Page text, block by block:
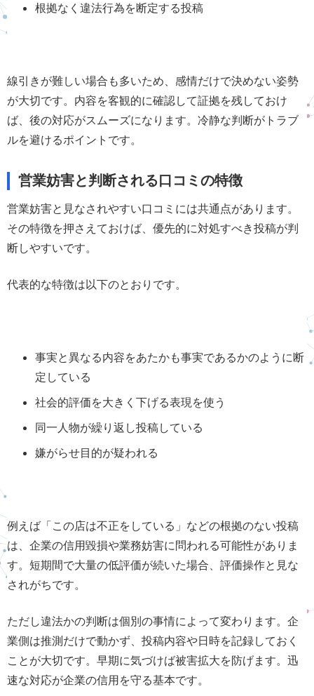
根拠なく違法行為を断定する投稿
線引きが難しい場合も多いため、感情だけで決めない姿勢
が大切です。内容を客観的に確認して証拠を残しておけ
ば、後の対応がスムーズになります。冷静な判断がトラブ
ルを避けるポイントです。
営業妨害と判断される口コミの特徴
営業妨害と見なされやすい口コミには共通点があります。
その特徴を押さえておけば、優先的に対処すべき投稿が判
断しやすいです。
代表的な特徴は以下のとおりです。
事実と異なる内容をあたかも事実であるかのように断
定している
社会的評価を大きく下げる表現を使う
同一人物が繰り返し投稿している
嫌がらせ目的が疑われる
例えば「この店は不正をしている」などの根拠のない投稿
は、企業の信用毀損や業務妨害に問われる可能性がありま
す。短期間で大量の低評価が続いた場合、評価操作と見な
されがちです。
ただし違法かの判断は個別の事情によって変わります。企
業側は推測だけで動かず、投稿内容や日時を記録しておく
ことが大切です。早期に気づけば被害拡大を防げます。迅
速な対応が企業の信用を守る基本です。